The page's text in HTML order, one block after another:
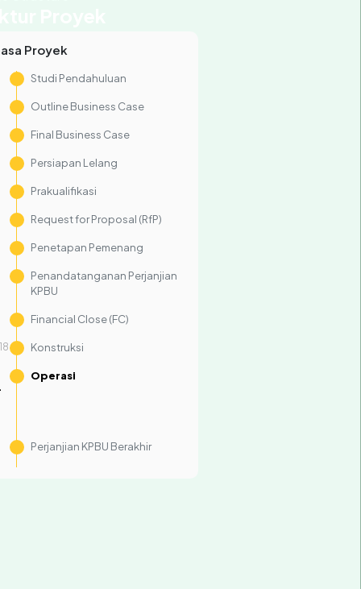
Proyek
Studi Pendahuluan
Outline Business Case
Final Business Case
Persiapan Lelang
Prakualifikasi
Request for Proposal (RfP)
Penetapan Pemenang
Penandatanganan Perjanjian
KPBU
Financial Close (FC)
Konstruksi
Operasi
Perjanjian KPBU Berakhir